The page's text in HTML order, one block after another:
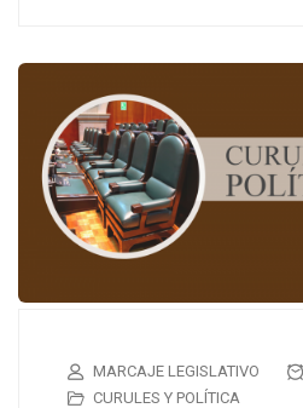
MARCAJE LEGISLATIVO
CURULES Y POLÍTICA